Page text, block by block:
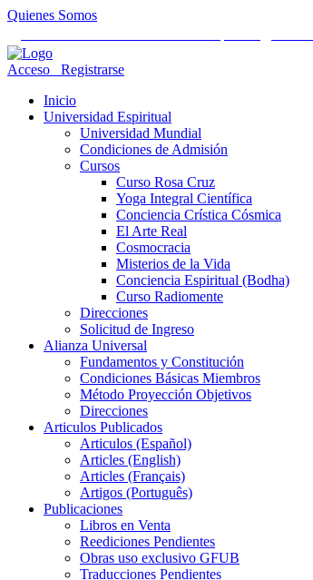
Quienes Somos
Acceso
Registrarse
Inicio
Universidad Espiritual
Universidad Mundial
Condiciones de Admisión
Cursos
Curso Rosa Cruz
Yoga Integral Científica
Conciencia Crística Cósmica
El Arte Real
Cosmocracia
Misterios de la Vida
Conciencia Espiritual (Bodha)
Curso Radiomente
Direcciones
Solicitud de Ingreso
Alianza Universal
Fundamentos y Constitución
Condiciones Básicas Miembros
Método Proyección Objetivos
Direcciones
Articulos Publicados
Articulos (Español)
Articles (English)
Articles (Français)
Artigos (Português)
Publicaciones
Libros en Venta
Reediciones Pendientes
Obras uso exclusivo GFUB
Traducciones Pendientes